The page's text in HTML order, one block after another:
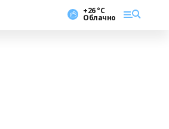
+26 °С
Облачно